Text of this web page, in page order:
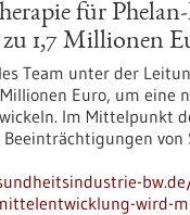
für
1,7 Millionen
Team unter der
Euro, um eine
Im Mittelpunkt
Beeinträchtigungen
wird-